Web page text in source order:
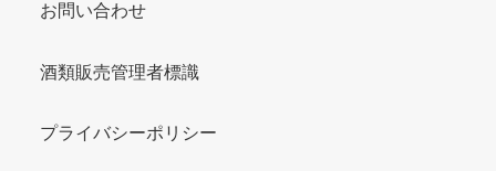
お問い合わせ
酒類販売管理者標識
プライバシーポリシー